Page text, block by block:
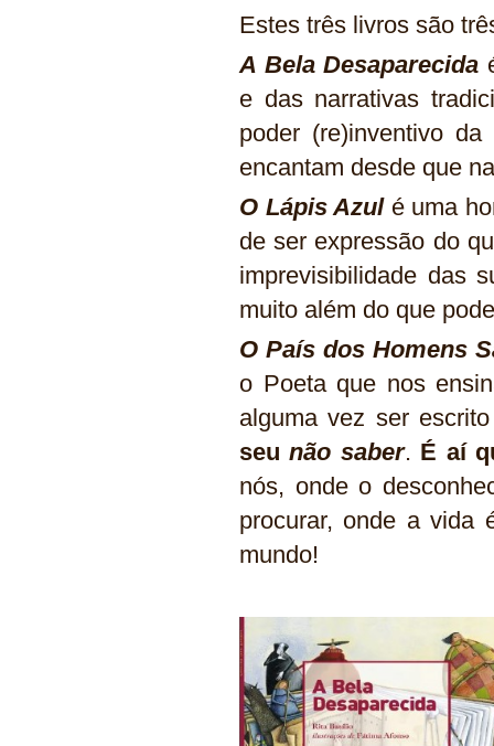
Estes três livros são
A Bela Desaparecida
e das narrativas
poder (re)inventivo
encantam desde que
O Lápis Azulé uma
de ser expressão do
imprevisibilidade das
muito além do que
O País dos Homens
o Poeta que nos
alguma vez ser
seunão saber. É aí
nós, onde o
procurar, onde a
mundo!